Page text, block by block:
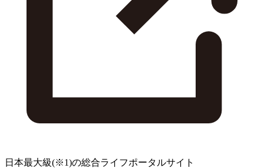
日本最大級(※1)の総合ライフポータルサイト